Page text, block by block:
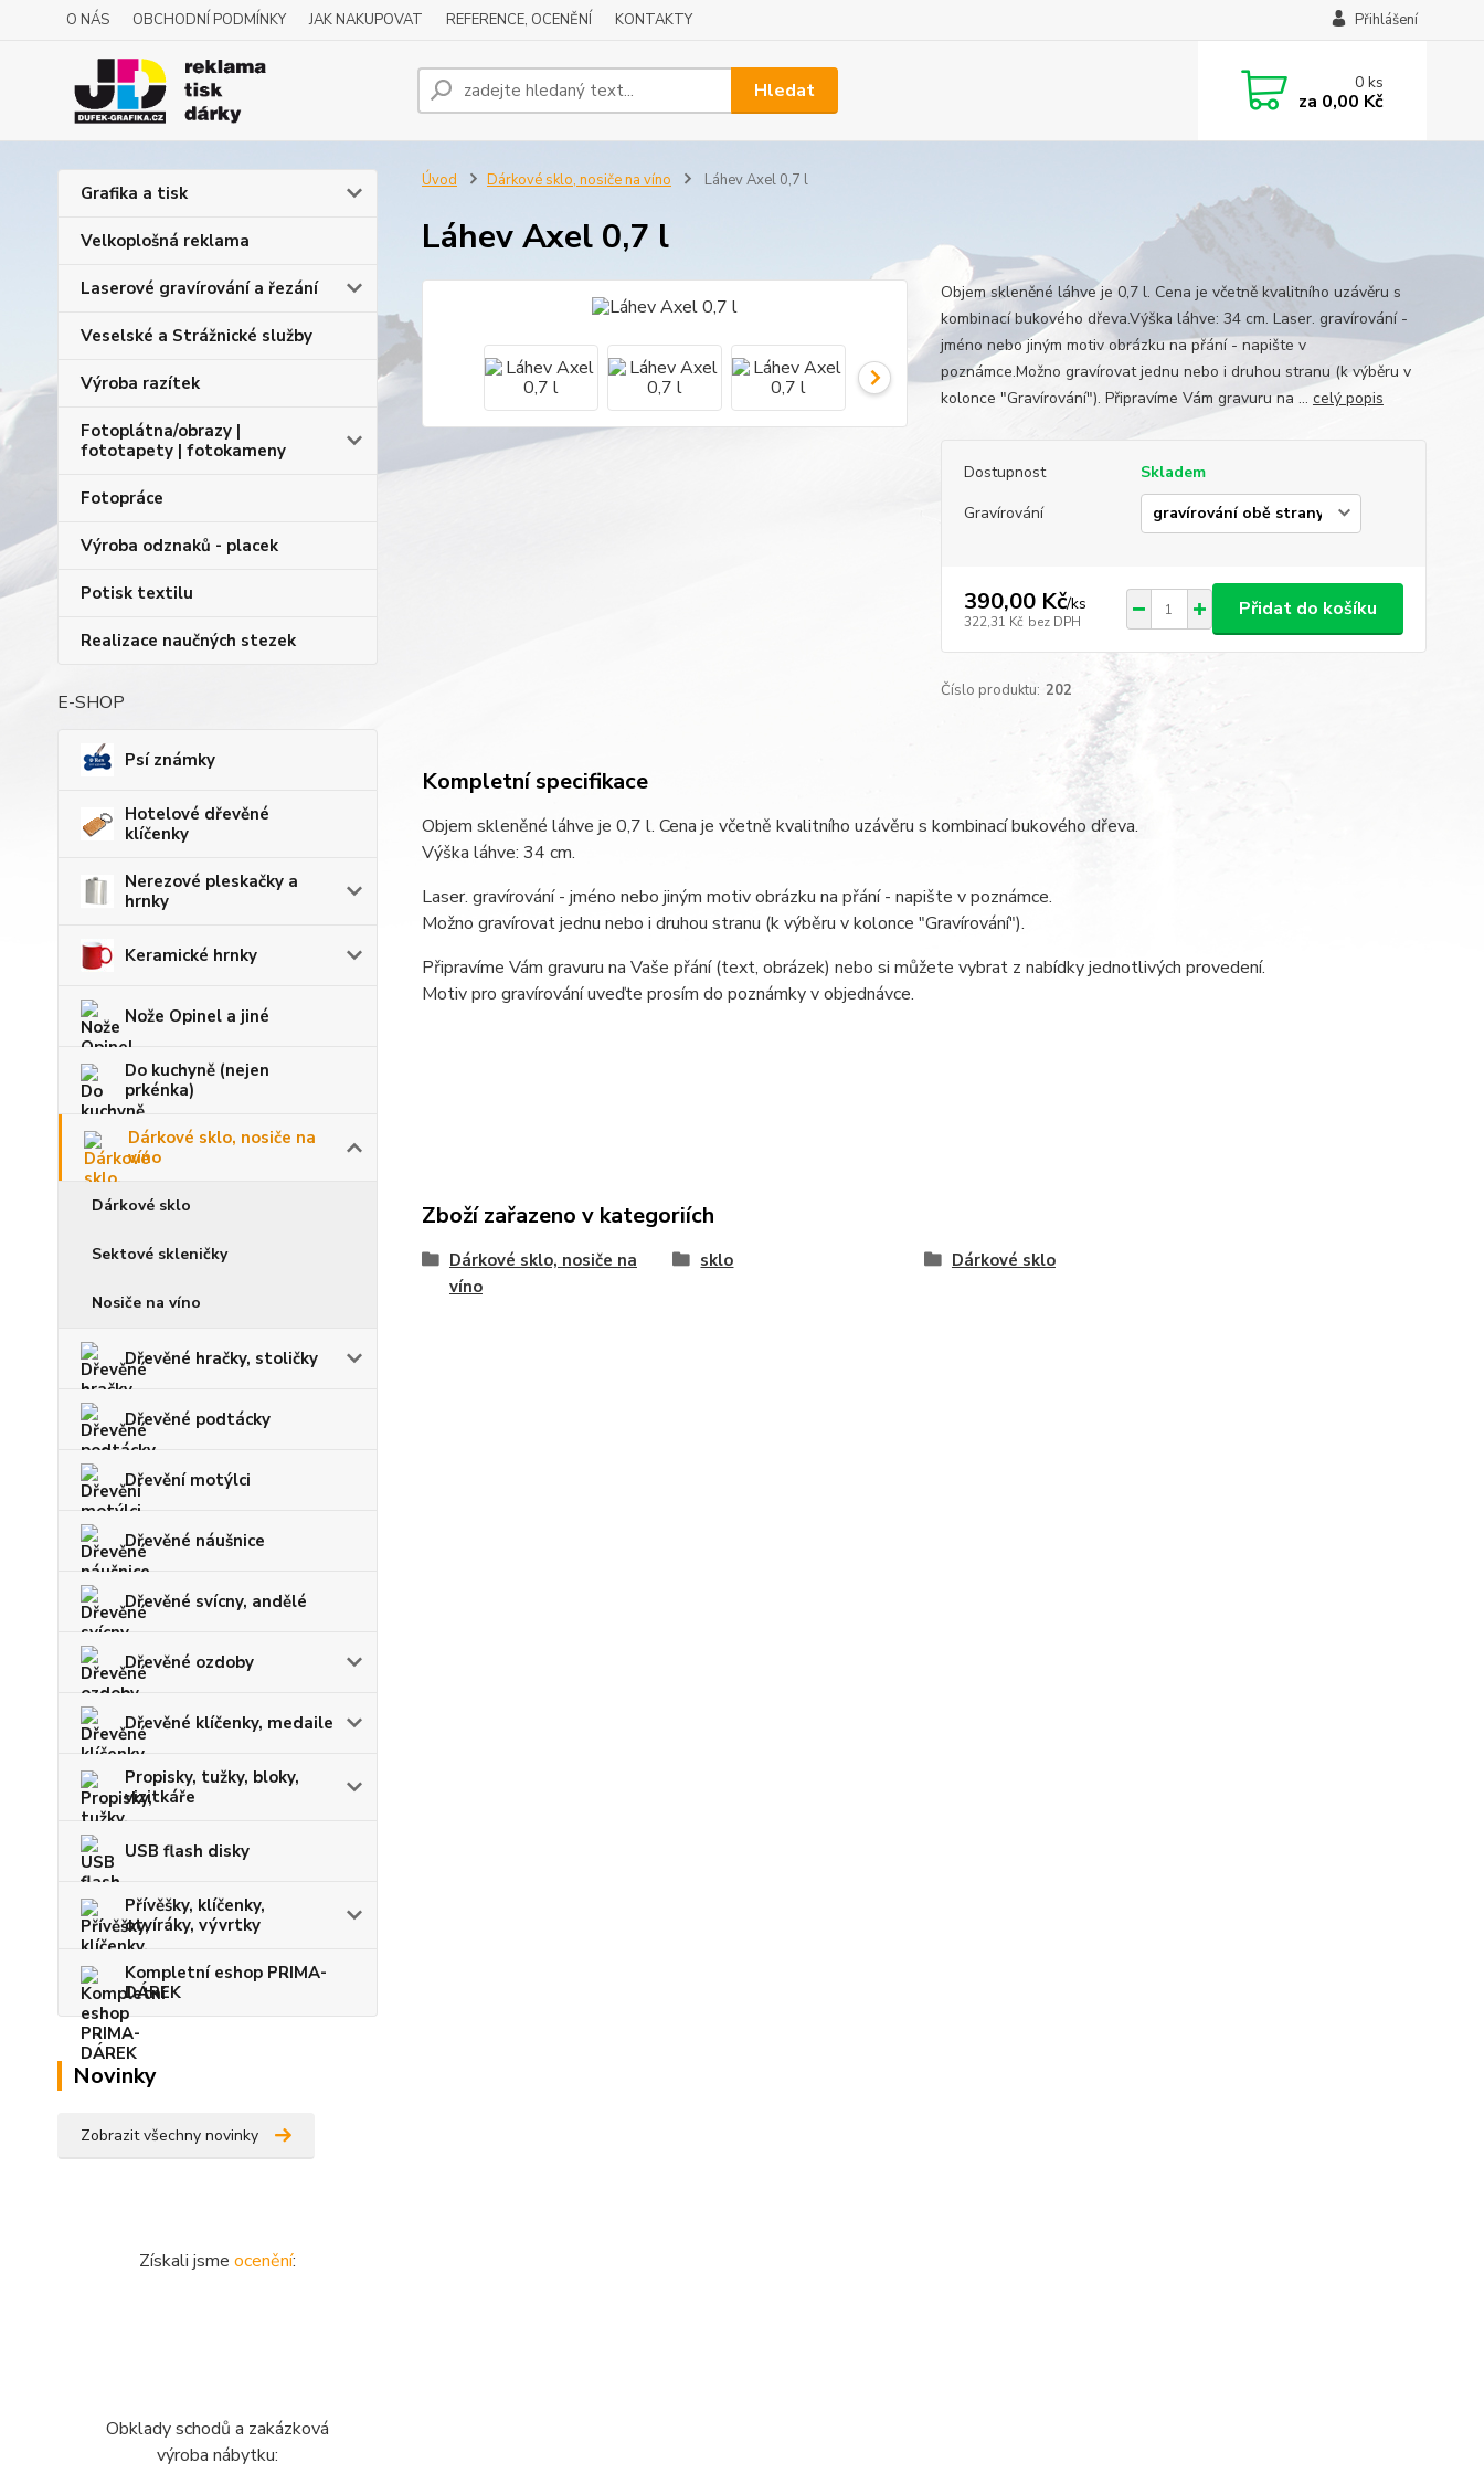
O NÁS OBCHODNÍ PODMÍNKY JAK NAKUPOVAT REFERENCE, OCENĚNÍ KONTAKTY Přihlášení
Hledat 0ks
za 0,00 Kč
Grafika a tisk
Velkoplošná reklama
Laserové gravírování a řezání
Veselské a Strážnické služby
Výroba razítek
Fotoplátna/obrazy |
fototapety | fotokameny
Fotopráce
Výroba odznaků - placek
Potisk textilu
Realizace naučných stezek
E-SHOP
Psí známky
Hotelové dřevěné
klíčenky
Nerezové pleskačky a
hrnky
Keramické hrnky
Nože Opinel a jiné
Do kuchyně (nejen
prkénka)
Dárkové sklo, nosiče na
víno
Dárkové sklo
Sektové skleničky
Nosiče na víno
Dřevěné hračky, stoličky
Dřevěné podtácky
Dřevění motýlci
Dřevěné náušnice
Dřevěné svícny, andělé
Dřevěné ozdoby
Dřevěné klíčenky, medaile
Propisky, tužky, bloky,
vizitkáře
USB flash disky
Přívěšky, klíčenky,
otvíráky, vývrtky
Kompletní eshop PRIMA-
DÁREK
Novinky
Zobrazit všechny novinky
Získali jsme ocenění:
Obklady schodů a zakázková
výroba nábytku:
Úvod Dárkové sklo, nosiče na víno Láhev Axel 0,7 l
Láhev Axel 0,7 l
Objem skleněné láhve je 0,7 l. Cena je včetně kvalitního uzávěru s
kombinací bukového dřeva.Výška láhve: 34 cm. Laser. gravírování -
jméno nebo jiným motiv obrázku na přání - napište v
poznámce.Možno gravírovat jednu nebo i druhou stranu (k výběru v
kolonce "Gravírování"). Připravíme Vám gravuru na ... celý popis
Dostupnost
Skladem
Gravírování
390,00 Kč/ks
322,31 Kč bez DPH
Přidat do košíku
Číslo produktu: 202
Kompletní specifikace
Objem skleněné láhve je 0,7 l. Cena je včetně kvalitního uzávěru s kombinací bukového dřeva.
Výška láhve: 34 cm.
Laser. gravírování - jméno nebo jiným motiv obrázku na přání - napište v poznámce.
Možno gravírovat jednu nebo i druhou stranu (k výběru v kolonce "Gravírování").
Připravíme Vám gravuru na Vaše přání (text, obrázek) nebo si můžete vybrat z nabídky jednotlivých provedení.
Motiv pro gravírování uveďte prosím do poznámky v objednávce.
Zboží zařazeno v kategoriích
Dárkové sklo, nosiče na
víno
sklo Dárkové sklo